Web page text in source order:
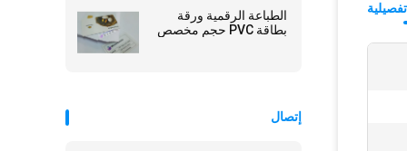
الطباعة الرقمية ورقة
بطاقة PVC حجم مخصص
إتصال